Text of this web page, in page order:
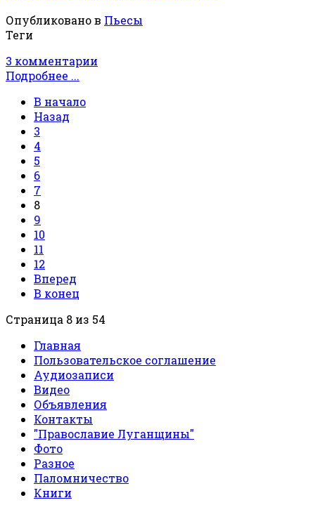
Опубликовано в Пьесы
Теги
3 комментарии
Подробнее ...
В начало
Назад
3
4
5
6
7
8
9
10
11
12
Вперед
В конец
Страница 8 из 54
Главная
Пользовательское соглашение
Аудиозаписи
Видео
Объявления
Контакты
"Православие Луганщины"
Фото
Разное
Паломничество
Книги